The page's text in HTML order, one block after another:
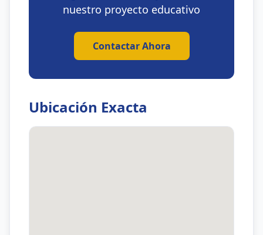
nuestro proyecto educativo
Contactar Ahora
Ubicación Exacta